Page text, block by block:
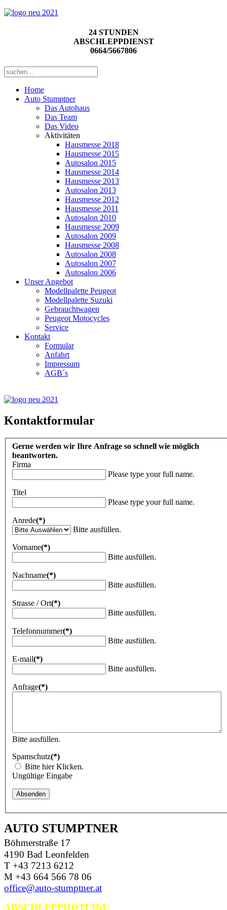
24 STUNDEN
ABSCHLEPPDIENST
0664/5667806
Home
Auto Stumptner
Das Autohaus
Das Team
Das Video
Aktivitäten
Hausmesse 2018
Hausmesse 2015
Autosalon 2015
Hausmesse 2014
Hausmesse 2013
Autosalon 2013
Hausmesse 2012
Hausmesse 2011
Autosalon 2010
Hausmesse 2009
Autosalon 2009
Hausmesse 2008
Autosalon 2008
Autosalon 2007
Autosalon 2006
Unser Angebot
Modellpalette Peugeot
Modellpalette Suzuki
Gebrauchtwagen
Peugeot Motocycles
Service
Kontakt
Formular
Anfahrt
Impressum
AGB´s
Kontaktformular
Gerne werden wir Ihre Anfrage so schnell wie möglich
beantworten.
Firma
Please type your full name.
Titel
Please type your full name.
Anrede(*)
Bitte ausfüllen.
Vorname(*)
Bitte ausfüllen.
Nachname(*)
Bitte ausfüllen.
Strasse / Ort(*)
Bitte ausfüllen.
Telefonnummer(*)
Bitte ausfüllen.
E-mail(*)
Bitte ausfüllen.
Anfrage(*)
Bitte ausfüllen.
Spamschutz(*)
Bitte hier Klicken.
Ungültige Eingabe
AUTO STUMPTNER
Böhmerstraße 17
4190 Bad Leonfelden
T +43 7213 6212
M +43 664 566 78 06
office@auto-stumptner.at
ABSCHLEPPHOTLINE